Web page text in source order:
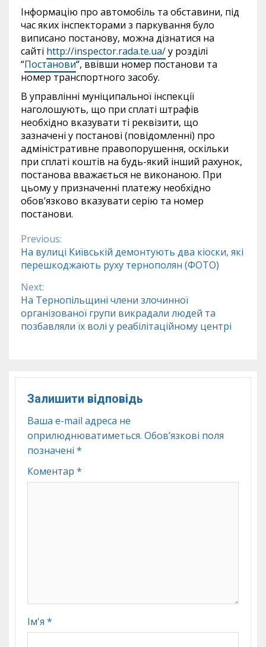
Інформацію про автомобіль та обставини, під
час яких інспекторами з паркування було
виписано постанову, можна дізнатися на
сайті http://inspector.rada.te.ua/у розділі
“Постанови“, ввівши номер постанови та
номер транспортного засобу.
В управлінні муніципальної інспекції
наголошують, що при сплаті штрафів
необхідно вказувати ті реквізити, що
зазначені у постанові (повідомленні) про
адміністративне правопорушення, оскільки
при сплаті коштів на будь-який інший рахунок,
постанова вважається не виконаною. При
цьому у призначенні платежу необхідно
обов’язково вказувати серію та номер
постанови.
Continue
Reading
Previous:
На вулиці Київській демонтують два кіоски, які
перешкоджають руху тернополян (ФОТО)
Next:
На Тернопільщині члени злочинної
організованої групи викрадали людей та
позбавляли їх волі у реабілітаційному центрі
Залишити відповідь
Ваша e-mail адреса не
оприлюднюватиметься. Обов’язкові поля
позначені *
Коментар *
Ім'я *